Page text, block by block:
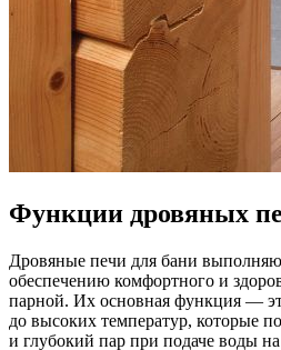
Функции дровяных
Дровяные печи для бани
обеспечению комфортного и
парной. Их основная функция —
до высоких температур, которые
и глубокий пар при подаче воды